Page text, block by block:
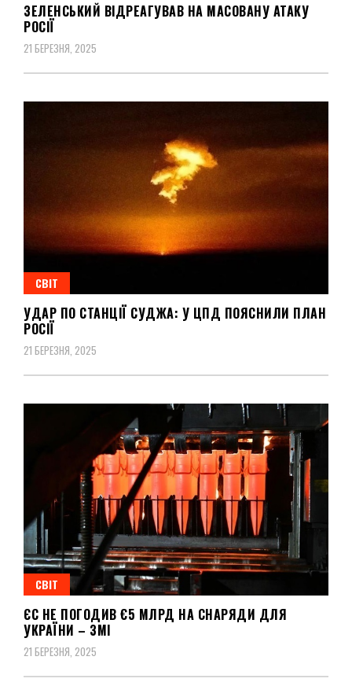
ЗЕЛЕНСЬКИЙ ВІДРЕАГУВАВ НА МАСОВАНУ АТАКУ
РОСІЇ
21 БЕРЕЗНЯ, 2025
СВІТ
УДАР ПО СТАНЦІЇ СУДЖА: У ЦПД ПОЯСНИЛИ ПЛАН
РОСІЇ
21 БЕРЕЗНЯ, 2025
СВІТ
ЄС НЕ ПОГОДИВ €5 МЛРД НА СНАРЯДИ ДЛЯ
УКРАЇНИ – ЗМІ
21 БЕРЕЗНЯ, 2025